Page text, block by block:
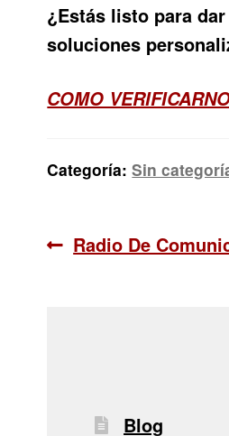
¿Estás listo para
soluciones
COMO
Categoría:Sin
Anterior:
Radio De
Blog